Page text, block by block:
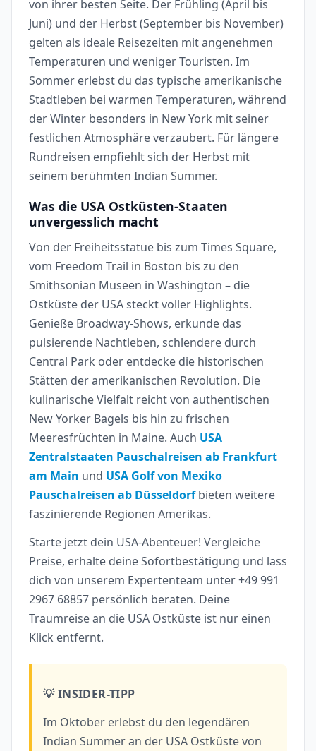
von ihrer besten Seite. Der Frühling (April bis
Juni) und der Herbst (September bis November)
gelten als ideale Reisezeiten mit angenehmen
Temperaturen und weniger Touristen. Im
Sommer erlebst du das typische amerikanische
Stadtleben bei warmen Temperaturen, während
der Winter besonders in New York mit seiner
festlichen Atmosphäre verzaubert. Für längere
Rundreisen empfiehlt sich der Herbst mit
seinem berühmten Indian Summer.
Was die USA Ostküsten-Staaten
unvergesslich macht
Von der Freiheitsstatue bis zum Times Square,
vom Freedom Trail in Boston bis zu den
Smithsonian Museen in Washington – die
Ostküste der USA steckt voller Highlights.
Genieße Broadway-Shows, erkunde das
pulsierende Nachtleben, schlendere durch
Central Park oder entdecke die historischen
Stätten der amerikanischen Revolution. Die
kulinarische Vielfalt reicht von authentischen
New Yorker Bagels bis hin zu frischen
Meeresfrüchten in Maine. Auch USA
Zentralstaaten Pauschalreisen ab Frankfurt
am Main und USA Golf von Mexiko
Pauschalreisen ab Düsseldorfbieten weitere
faszinierende Regionen Amerikas.
Starte jetzt dein USA-Abenteuer! Vergleiche
Preise, erhalte deine Sofortbestätigung und lass
dich von unserem Expertenteam unter +49 991
2967 68857 persönlich beraten. Deine
Traumreise an die USA Ostküste ist nur einen
Klick entfernt.
💡 INSIDER-TIPP
Im Oktober erlebst du den legendären
Indian Summer an der USA Ostküste von